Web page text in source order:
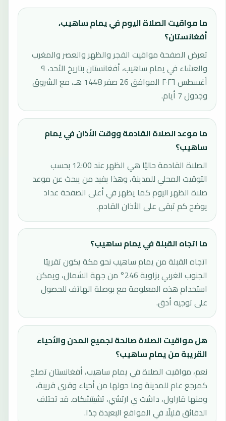
ما مواقيت الصلاة اليوم في يمام ساهيب،
أفغانستان؟
تعرض الصفحة مواقيت الفجر والظهر والعصر والمغرب
والعشاء في يمام ساهيب، أفغانستان بتاريخ الأحد، ٩
أغسطس ٢٠٢٦ الموافق 26 صفر 1448 هـ، مع الشروق
وجدول 7 أيام.
ما موعد الصلاة القادمة ووقت الأذان في يمام
ساهيب؟
الصلاة القادمة حاليًا هي الظهر عند 12:00 بحسب
التوقيت المحلي للمدينة، وهذا يفيد من يبحث عن موعد
صلاة الظهر اليوم كما يظهر في أعلى الصفحة عداد
يوضح كم تبقى على الأذان القادم.
ما اتجاه القبلة في يمام ساهيب؟
اتجاه القبلة من يمام ساهيب نحو مكة يكون تقريبًا
الجنوب الغربي بزاوية 246° من جهة الشمال، ويمكن
استخدام هذه المعلومة مع بوصلة الهاتف للحصول
على توجيه أدق.
هل مواقيت الصلاة صالحة لجميع المدن والأحياء
القريبة من يمام ساهيب؟
نعم، مواقيت الصلاة في يمام ساهيب، أفغانستان تصلح
كمرجع عام للمدينة وما حولها من أحياء وقرى قريبة،
ومنها قاراول، داشت ي ارتشي، تشيتشكاه. قد تختلف
الدقائق قليلًا في المواقع البعيدة جدًا.